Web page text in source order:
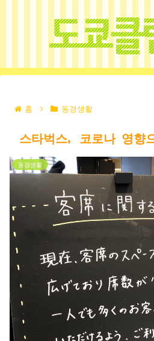
홈 동경생활
스타벅스, 코로나 영향
동경생활